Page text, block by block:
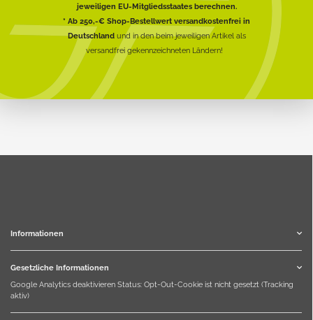
jeweiligen EU-Mitgliedsstaates berechnen.
* Ab 250,-€ Shop-Bestellwert versandkostenfrei in
Deutschlandund in den beim jeweiligen Artikel als
versandfrei gekennzeichneten Ländern!
Informationen
Gesetzliche Informationen
Google Analytics deaktivieren Status: Opt-Out-Cookie ist nicht gesetzt (Tracking
aktiv)